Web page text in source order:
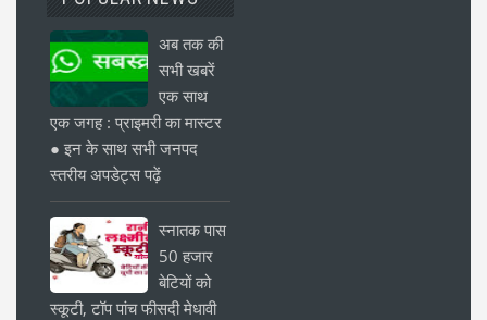
अब तक की
सभी खबरें
एक साथ
एक जगह : प्राइमरी का मास्टर
● इन के साथ सभी जनपद
स्तरीय अपडेट्स पढ़ें
स्नातक पास
50 हजार
बेटियों को
स्कूटी, टॉप पांच फीसदी मेधावी